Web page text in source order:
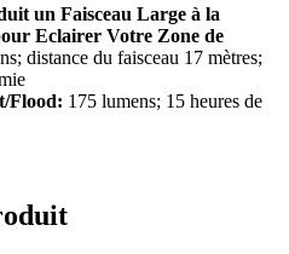
un Faisceau Large à la
Eclairer Votre Zone de
distance du faisceau 17 mètres;
Flood: 175 lumens; 15 heures de